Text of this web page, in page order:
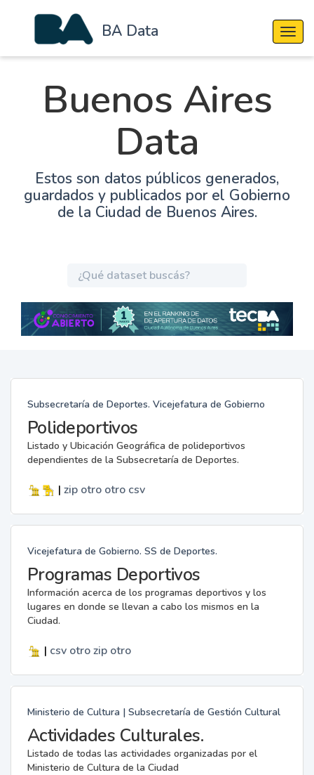
BA Data
Buenos Aires
Data
Estos son datos públicos generados,
guardados y publicados por el Gobierno
de la Ciudad de Buenos Aires.
Subsecretaría de Deportes. Vicejefatura de Gobierno
Polideportivos
Listado y Ubicación Geográfica de polideportivos
dependientes de la Subsecretaría de Deportes.
| zip otro otro csv
Vicejefatura de Gobierno. SS de Deportes.
Programas Deportivos
Información acerca de los programas deportivos y los
lugares en donde se llevan a cabo los mismos en la
Ciudad.
| csv otro zip otro
Ministerio de Cultura | Subsecretaría de Gestión Cultural
Actividades Culturales.
Listado de todas las actividades organizadas por el
Ministerio de Cultura de la Ciudad